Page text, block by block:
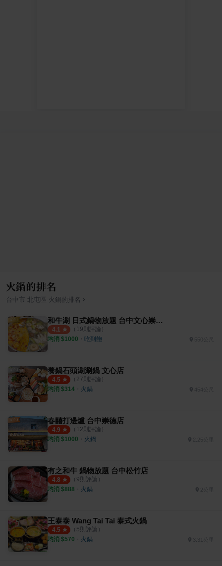
火鍋的排名
台中市 北屯區 火鍋 的排名 ›
和牛涮 日式鍋物放題 台中文心崇德店
4.1 （ 19則評論）
均消 $1000 ・ 吃到飽 550公尺
養鍋石頭涮涮鍋 文心店
4.5 （ 27則評論）
均消 $314 ・ 火鍋 454公尺
春囍打邊爐 台中崇德店
4.9 （ 12則評論）
均消 $1000 ・ 火鍋 2.25公里
有之和牛 鍋物放題 台中松竹店
4.8 （ 9則評論）
均消 $888 ・ 火鍋
王泰泰 Wang Tai Tai 泰式火鍋
4.5 （ 5則評論）
均消 $570 ・ 火鍋